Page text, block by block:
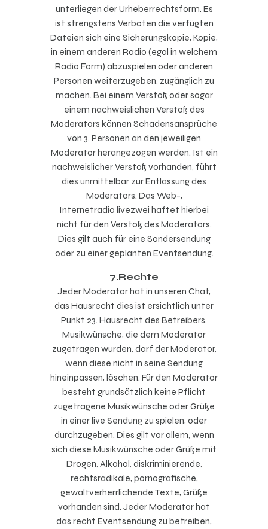
unterliegen der Urheberrechtsform. Es
ist strengstens Verboten die verfügten
Dateien sich eine Sicherungskopie, Kopie,
in einem anderen Radio (egal in welchem
Radio Form) abzuspielen oder anderen
Personen weiterzugeben, zugänglich zu
machen. Bei einem Verstoß oder sogar
einem nachweislichen Verstoß des
Moderators können Schadensansprüche
von 3. Personen an den jeweiligen
Moderator herangezogen werden. Ist ein
nachweislicher Verstoß vorhanden, führt
dies unmittelbar zur Entlassung des
Moderators. Das Web-,
Internetradio livezwei haftet hierbei
nicht für den Verstoß des Moderators.
Dies gilt auch für eine Sondersendung
oder zu einer geplanten Eventsendung.
7.Rechte
Jeder Moderator hat in unseren Chat,
das Hausrecht dies ist ersichtlich unter
Punkt 23. Hausrecht des Betreibers.
Musikwünsche, die dem Moderator
zugetragen wurden, darf der Moderator,
wenn diese nicht in seine Sendung
hineinpassen, löschen. Für den Moderator
besteht grundsätzlich keine Pflicht
zugetragene Musikwünsche oder Grüße
in einer live Sendung zu spielen, oder
durchzugeben. Dies gilt vor allem, wenn
sich diese Musikwünsche oder Grüße mit
Drogen, Alkohol, diskriminierende,
rechtsradikale, pornografische,
gewaltverherrlichende Texte, Grüße
vorhanden sind. Jeder Moderator hat
das recht Eventsendung zu betreiben,